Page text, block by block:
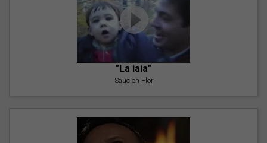
"La iaia"
Saüc en Flor